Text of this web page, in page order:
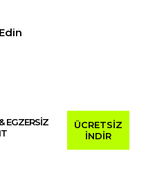
EGZERSİZ
ÜCRETSİZ
İNDİR